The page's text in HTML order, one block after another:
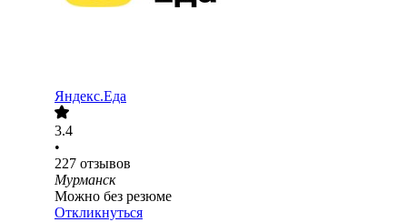
Яндекс.Еда
3.4
•
227 отзывов
Мурманск
Можно без резюме
Откликнуться